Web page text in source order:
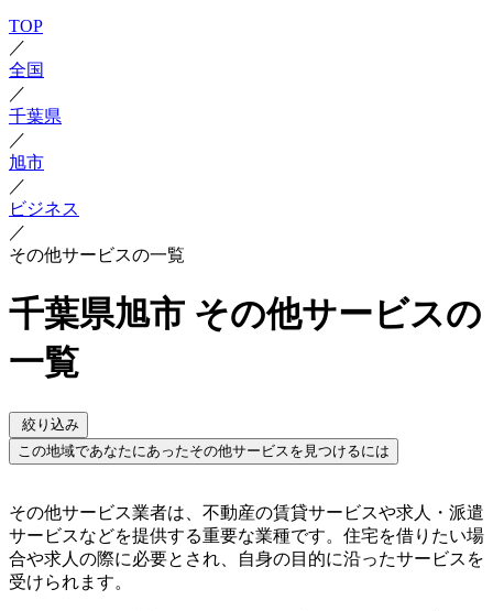
TOP
／
全国
／
千葉県
／
旭市
／
ビジネス
／
その他サービスの一覧
千葉県旭市 その他サービスの
一覧
絞り込み
この地域であなたにあったその他サービスを見つけるには
その他サービス業者は、不動産の賃貸サービスや求人・派遣
サービスなどを提供する重要な業種です。住宅を借りたい場
合や求人の際に必要とされ、自身の目的に沿ったサービスを
受けられます。